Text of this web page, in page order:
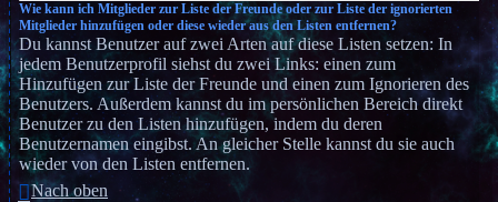
Wie kann ich Mitglieder zur Liste der Freunde oder zur Liste der ignorierten
Mitglieder hinzufügen oder diese wieder aus den Listen entfernen?
Du kannst Benutzer auf zwei Arten auf diese Listen setzen: In
jedem Benutzerprofil siehst du zwei Links: einen zum
Hinzufügen zur Liste der Freunde und einen zum Ignorieren des
Benutzers. Außerdem kannst du im persönlichen Bereich direkt
Benutzer zu den Listen hinzufügen, indem du deren
Benutzernamen eingibst. An gleicher Stelle kannst du sie auch
wieder von den Listen entfernen.
Nach oben